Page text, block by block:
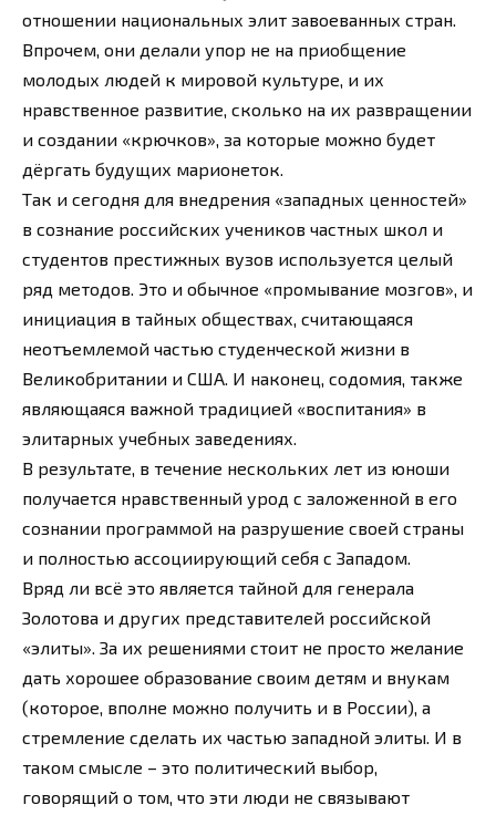
отношении национальных элит завоеванных стран.
Впрочем, они делали упор не на приобщение
молодых людей к мировой культуре, и их
нравственное развитие, сколько на их развращении
и создании «крючков», за которые можно будет
дёргать будущих марионеток.
Так и сегодня для внедрения «западных ценностей»
в сознание российских учеников частных школ и
студентов престижных вузов используется целый
ряд методов. Это и обычное «промывание мозгов», и
инициация в тайных обществах, считающаяся
неотъемлемой частью студенческой жизни в
Великобритании и США. И наконец, содомия, также
являющаяся важной традицией «воспитания» в
элитарных учебных заведениях.
В результате, в течение нескольких лет из юноши
получается нравственный урод с заложенной в его
сознании программой на разрушение своей страны
и полностью ассоциирующий себя с Западом.
Вряд ли всё это является тайной для генерала
Золотова и других представителей российской
«элиты». За их решениями стоит не просто желание
дать хорошее образование своим детям и внукам
(которое, вполне можно получить и в России), а
стремление сделать их частью западной элиты. И в
таком смысле – это политический выбор,
говорящий о том, что эти люди не связывают